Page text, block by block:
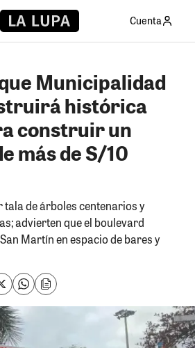
Cuenta
Municipalidad
histórica
construir un
más de S/10
de árboles centenarios y
advierten que el boulevard
Martín en espacio de bares y